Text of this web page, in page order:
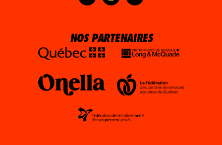
NOS PARTENAIRES